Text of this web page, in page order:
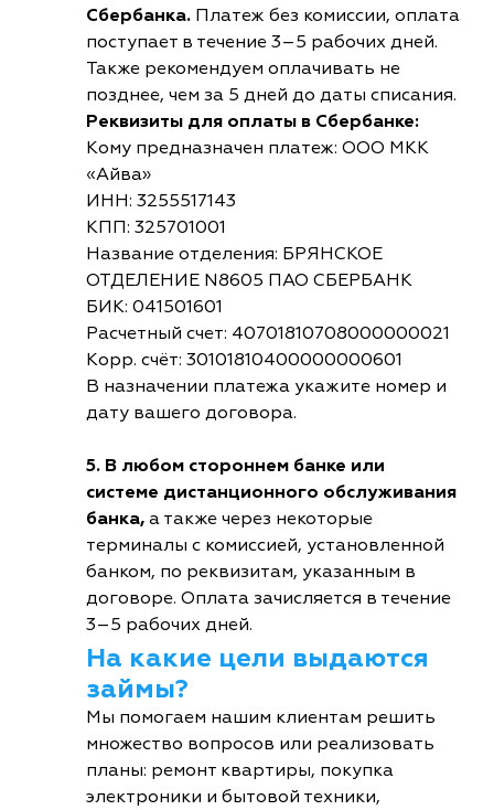
Сбербанка. Платеж без комиссии, оплата
поступает в течение 3–5 рабочих дней.
Также рекомендуем оплачивать не
позднее, чем за 5 дней до даты списания.
Реквизиты для оплаты в Сбербанке:
Кому предназначен платеж: ООО МКК
«Айва»
ИНН: 3255517143
КПП: 325701001
Название отделения: БРЯНСКОЕ
ОТДЕЛЕНИЕ N8605 ПАО СБЕРБАНК
БИК: 041501601
Расчетный счет: 40701810708000000021
Корр. счёт: 30101810400000000601
В назначении платежа укажите номер и
дату вашего договора.
5. В любом стороннем банке или
системе дистанционного обслуживания
банка, а также через некоторые
терминалы с комиссией, установленной
банком, по реквизитам, указанным в
договоре. Оплата зачисляется в течение
3–5 рабочих дней.
На какие цели выдаются
займы?
Мы помогаем нашим клиентам решить
множество вопросов или реализовать
планы: ремонт квартиры, покупка
электроники и бытовой техники,